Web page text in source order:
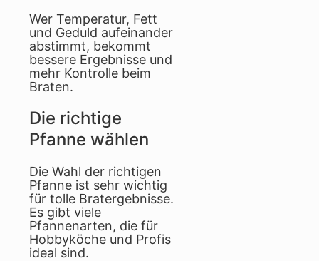
Wer Temperatur, Fett
und Geduld aufeinander
abstimmt, bekommt
bessere Ergebnisse und
mehr Kontrolle beim
Braten.
Die richtige
Pfanne wählen
Die Wahl der richtigen
Pfanne ist sehr wichtig
für tolle Bratergebnisse.
Es gibt viele
Pfannenarten, die für
Hobbyköche und Profis
ideal sind.